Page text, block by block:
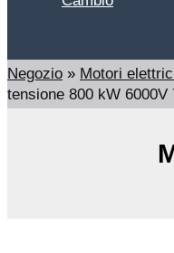
Negozio » Motori
tensione 800 kW